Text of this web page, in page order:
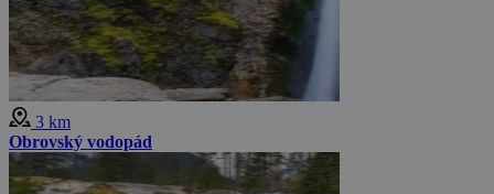
3 km
Obrovský vodopád